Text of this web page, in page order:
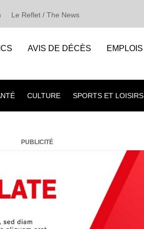
Le Reflet / The News
AVIS DE DÉCÈS EMPLOIS
CULTURE SPORTS ET LOISIRS
PUBLICITÉ